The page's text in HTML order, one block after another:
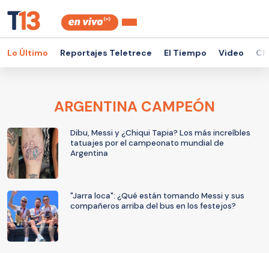
Lo Último Reportajes Teletrece El Tiempo Video
ARGENTINA CAMPEÓN
Dibu, Messi y ¿Chiqui Tapia? Los más increíbles
tatuajes por el campeonato mundial de
Argentina
"Jarra loca": ¿Qué están tomando Messi y sus
compañeros arriba del bus en los festejos?